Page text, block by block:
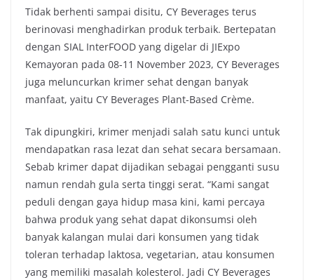
Tidak berhenti sampai disitu, CY Beverages terus
berinovasi menghadirkan produk terbaik. Bertepatan
dengan SIAL InterFOOD yang digelar di JIExpo
Kemayoran pada 08-11 November 2023, CY Beverages
juga meluncurkan krimer sehat dengan banyak
manfaat, yaitu CY Beverages Plant-Based Crème.
Tak dipungkiri, krimer menjadi salah satu kunci untuk
mendapatkan rasa lezat dan sehat secara bersamaan.
Sebab krimer dapat dijadikan sebagai pengganti susu
namun rendah gula serta tinggi serat. “Kami sangat
peduli dengan gaya hidup masa kini, kami percaya
bahwa produk yang sehat dapat dikonsumsi oleh
banyak kalangan mulai dari konsumen yang tidak
toleran terhadap laktosa, vegetarian, atau konsumen
yang memiliki masalah kolesterol. Jadi CY Beverages